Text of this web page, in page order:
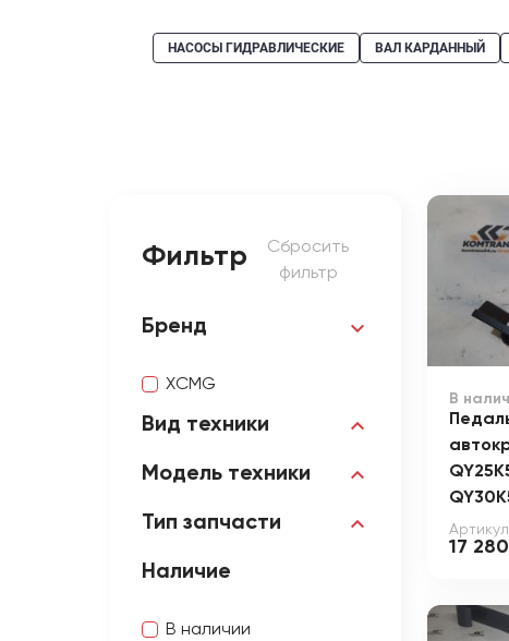
НАСОСЫ ГИДРАВЛИЧЕСКИЕ ВАЛ КАРДАННЫЙ
Фильтр
Сбросить
фильтр
Бренд
XCMG
Вид техники
Модель техники
Тип запчасти
Наличие
В наличии
В
17